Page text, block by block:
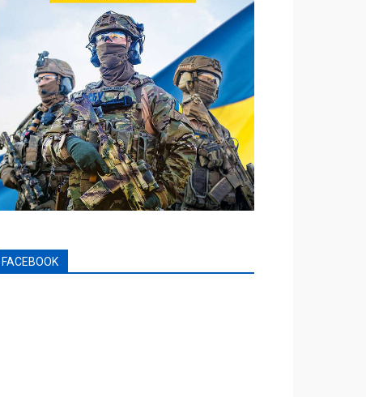
FACEBOOK